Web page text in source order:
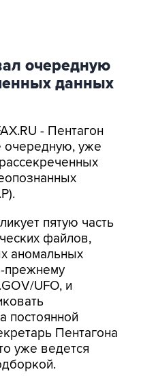
очередную
данных
- Пентагон
очередную, уже
пятую часть
файлов,
аномальных
прежнему
UFO, и
постоянной
Пентагона
уже ведется